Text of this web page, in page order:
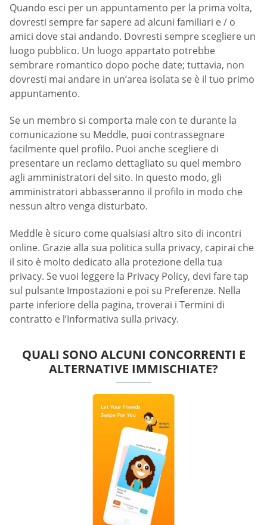
Quando esci per un appuntamento per la prima volta,
dovresti sempre far sapere ad alcuni familiari e / o
amici dove stai andando. Dovresti sempre scegliere un
luogo pubblico. Un luogo appartato potrebbe
sembrare romantico dopo poche date; tuttavia, non
dovresti mai andare in un’area isolata se è il tuo primo
appuntamento.
Se un membro si comporta male con te durante la
comunicazione su Meddle, puoi contrassegnare
facilmente quel profilo. Puoi anche scegliere di
presentare un reclamo dettagliato su quel membro
agli amministratori del sito. In questo modo, gli
amministratori abbasseranno il profilo in modo che
nessun altro venga disturbato.
Meddle è sicuro come qualsiasi altro sito di incontri
online. Grazie alla sua politica sulla privacy, capirai che
il sito è molto dedicato alla protezione della tua
privacy. Se vuoi leggere la Privacy Policy, devi fare tap
sul pulsante Impostazioni e poi su Preferenze. Nella
parte inferiore della pagina, troverai i Termini di
contratto e l’Informativa sulla privacy.
QUALI SONO ALCUNI CONCORRENTI E
ALTERNATIVE IMMISCHIATE?